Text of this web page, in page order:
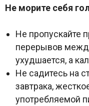
Не морите себя
Не пропускайте
перерывов
ухудшается, а
Не садитесь на
завтрака,
употребляемой